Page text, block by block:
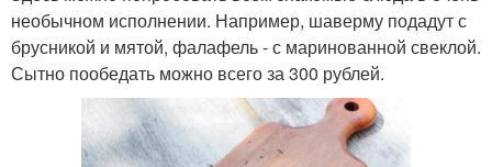
необычном исполнении. Например, шаверму подадут с
брусникой и мятой, фалафель - с маринованной свеклой.
Сытно пообедать можно всего за 300 рублей.